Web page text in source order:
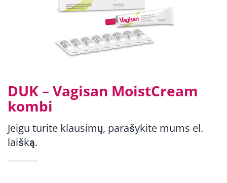
DUK – Vagisan MoistCream
kombi
Jeigu turite klausimų, parašykite mums el.
laišką.